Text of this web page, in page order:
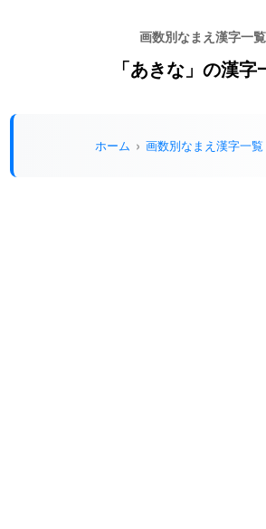
画数別なまえ漢字一覧
「あきな」の漢字
ホーム 画数別なまえ漢字一覧